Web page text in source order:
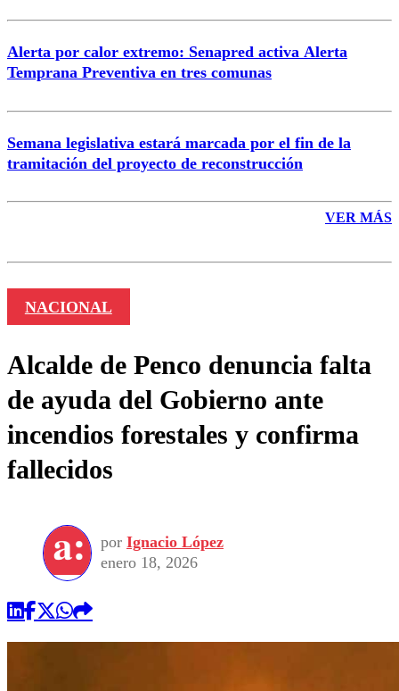
Alerta por calor extremo: Senapred activa Alerta
Temprana Preventiva en tres comunas
Semana legislativa estará marcada por el fin de la
tramitación del proyecto de reconstrucción
VER MÁS
NACIONAL
Alcalde de Penco denuncia falta
de ayuda del Gobierno ante
incendios forestales y confirma
fallecidos
por Ignacio López
enero 18, 2026